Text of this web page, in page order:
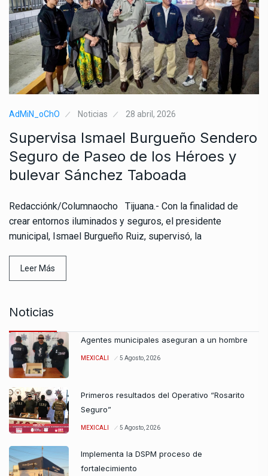
AdMiN_oChO Noticias 28 abril, 2026
Supervisa Ismael Burgueño Sendero
Seguro de Paseo de los Héroes y
bulevar Sánchez Taboada
Redacciónk/Columnaocho Tijuana.- Con la finalidad de
crear entornos iluminados y seguros, el presidente
municipal, Ismael Burgueño Ruiz, supervisó, la
Leer Más
Noticias
Agentes municipales aseguran a un hombre
MEXICALI 5 Agosto, 2026
Primeros resultados del Operativo “Rosarito
Seguro”
MEXICALI 5 Agosto, 2026
Implementa la DSPM proceso de
fortalecimiento